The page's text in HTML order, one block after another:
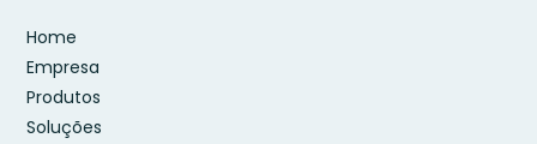
Home
Empresa
Produtos
Soluções